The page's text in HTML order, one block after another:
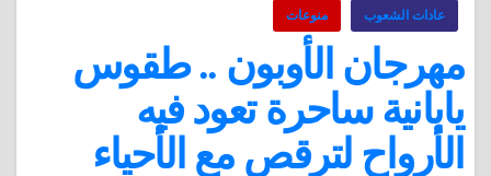
عادات الشعوب منوعات
مهرجان الأوبون .. طقوس
يابانية ساحرة تعود فيه
الأرواح لترقص مع الأحياء